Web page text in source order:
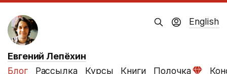
Евгений Лепёхин
Блог
Рассылка Курсы Книги Полочка
English